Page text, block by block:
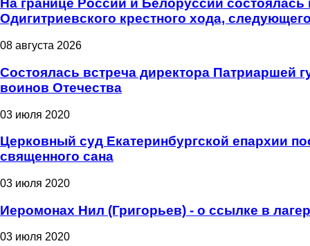
На границе России и Белоруссии
Одигитриевского крестного хода,
08 августа 2026
Состоялась встреча директора Патриаршей
воинов Отечества
03 июля 2020
Церковный суд Екатеринбургской епархии
священного сана
03 июля 2020
Иеромонах Нил (Григорьев) - о ссылке в
03 июля 2020